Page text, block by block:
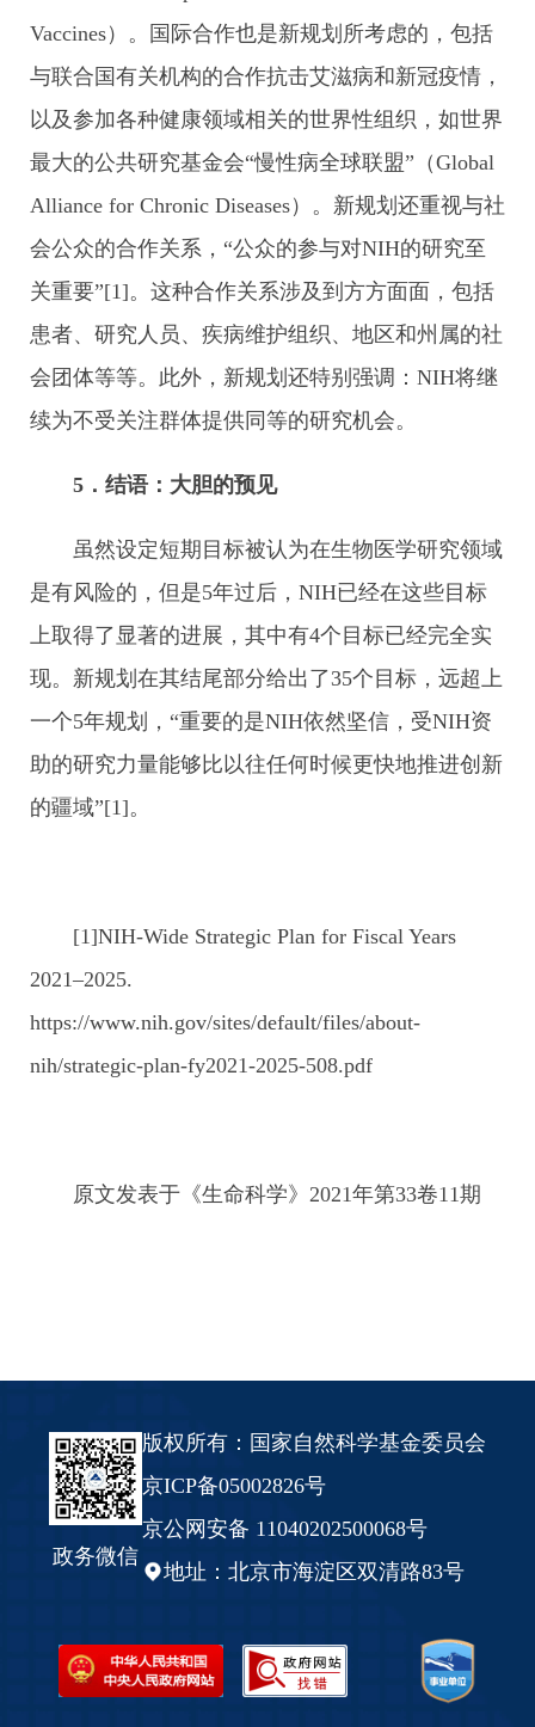
Vaccines）。国际合作也是新规划所考虑的，包括
与联合国有关机构的合作抗击艾滋病和新冠疫情，
以及参加各种健康领域相关的世界性组织，如世界
最大的公共研究基金会“慢性病全球联盟”（Global
Alliance for Chronic Diseases）。新规划还重视与社
会公众的合作关系，“公众的参与对NIH的研究至
关重要”[1]。这种合作关系涉及到方方面面，包括
患者、研究人员、疾病维护组织、地区和州属的社
会团体等等。此外，新规划还特别强调：NIH将继
续为不受关注群体提供同等的研究机会。
5．结语：大胆的预见
虽然设定短期目标被认为在生物医学研究领域
是有风险的，但是5年过后，NIH已经在这些目标
上取得了显著的进展，其中有4个目标已经完全实
现。新规划在其结尾部分给出了35个目标，远超上
一个5年规划，“重要的是NIH依然坚信，受NIH资
助的研究力量能够比以往任何时候更快地推进创新
的疆域”[1]。
[1]NIH-Wide Strategic Plan for Fiscal Years
2021–2025.
https://www.nih.gov/sites/default/files/about-
nih/strategic-plan-fy2021-2025-508.pdf
原文发表于《生命科学》2021年第33卷11期
政务微信
版权所有：国家自然科学基金委员会
京ICP备05002826号
京公网安备 11040202500068号
地址：北京市海淀区双清路83号